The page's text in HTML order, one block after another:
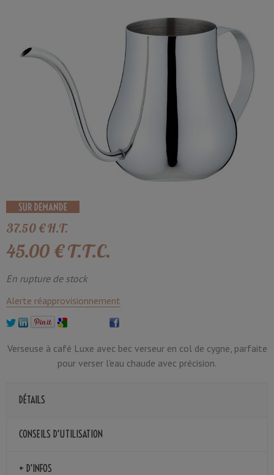
37.50€H.T.
45.00 €T.T.C.
En rupture de stock
Alerte réapprovisionnement
Verseuse à café Luxe avec bec verseur en col de cygne, parfaite
pour verser l'eau chaude avec précision.
DÉTAILS
CONSEILS D'UTILISATION
+ D'INFOS